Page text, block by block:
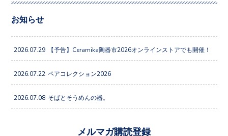
お知らせ
2026.07.29 【予告】Ceramika陶器市2026オンラインストアでも開催！
2026.07.22 ペアコレクション2026
2026.07.08 そばとそうめんの器。
メルマガ購読登録